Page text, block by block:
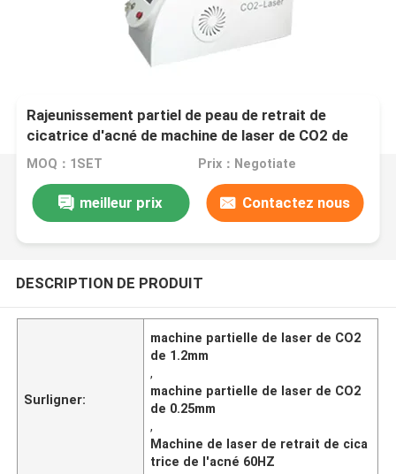
Rajeunissement partiel de peau de retrait de
cicatrice d'acné de machine de laser de CO2 de
1.2mm
MOQ：1SET Prix：Negotiate
meilleur prix Contactez nous
DESCRIPTION DE PRODUIT
Surligner:
machine partielle de laser de CO2
de 1.2mm
,
machine partielle de laser de CO2
de 0.25mm
,
Machine de laser de retrait de cica
trice de l'acné 60HZ